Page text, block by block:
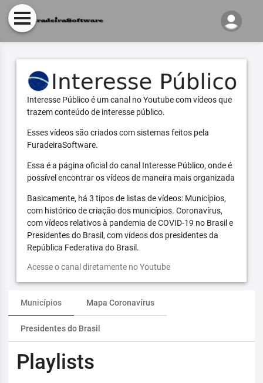
Interesse Público é um canal no Youtube com vídeos que
trazem conteúdo de interesse público.
Esses vídeos são criados com sistemas feitos pela
FuradeiraSoftware.
Essa é a página oficial do canal Interesse Público, onde é
possível encontrar os vídeos de maneira mais organizada
Basicamente, há 3 tipos de listas de vídeos: Municípios,
com histórico de criação dos municípios. Coronavírus,
com vídeos relativos à pandemia de COVID-19 no Brasil e
Presidentes do Brasil, com vídeos dos presidentes da
República Federativa do Brasil.
Acesse o canal diretamente no Youtube
Municípios Mapa Coronavírus
Presidentes do Brasil
Playlists